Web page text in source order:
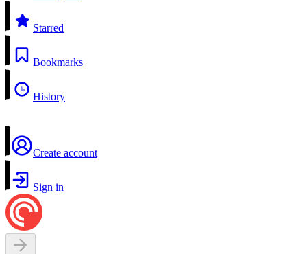
Starred
Bookmarks
History
Create account
Sign in